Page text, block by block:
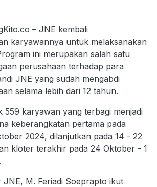
– JNE kembali
karyawannya untuk melaksanakan
ini merupakan salah satu
perusahaan terhadap para
JNE yang sudah mengabdi
selama lebih dari 12 tahun.
559 karyawan yang terbagi menjadi
keberangkatan pertama pada
2024, dilanjutkan pada 14 - 22
kloter terakhir pada 24 Oktober - 1
JNE, M. Feriadi Soeprapto ikut